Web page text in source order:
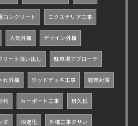
コンクリート エクステリア工事
人気外構 デザイン外構
リート洗い出し 駐車場アプローチ
れ外構 ウッドデッキ工事 雑草対策
利 カーポート工事 耐久性
ダ 快適化 外構工事ダサい